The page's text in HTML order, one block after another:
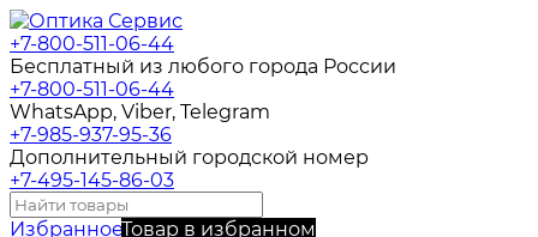
+7-800-511-06-44
Бесплатный из любого города России
+7-800-511-06-44
WhatsApp, Viber, Telegram
+7-985-937-95-36
Дополнительный городской номер
+7-495-145-86-03
ИзбранноеТовар в избранном